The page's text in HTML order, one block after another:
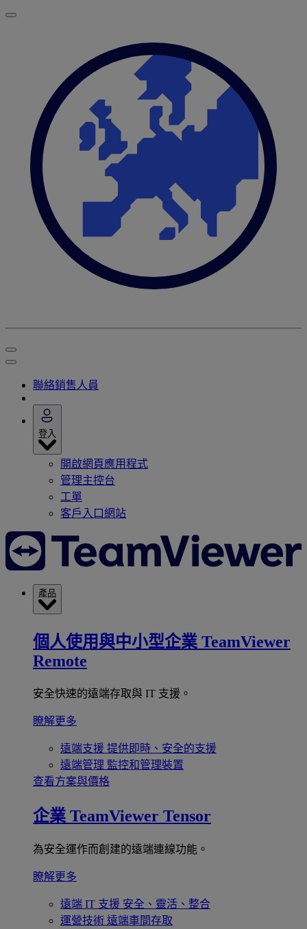
聯絡銷售人員
登入
開啟網頁應用程式
管理主控台
工單
客戶入口網站
產品
個人使用與中小型企業 TeamViewer
Remote
安全快速的遠端存取與 IT 支援。
瞭解更多
遠端支援 提供即時、安全的支援
遠端管理 監控和管理裝置
查看方案與價格
企業 TeamViewer Tensor
為安全運作而創建的遠端連線功能。
瞭解更多
遠端 IT 支援 安全、靈活、整合
運營技術 遠端車間存取